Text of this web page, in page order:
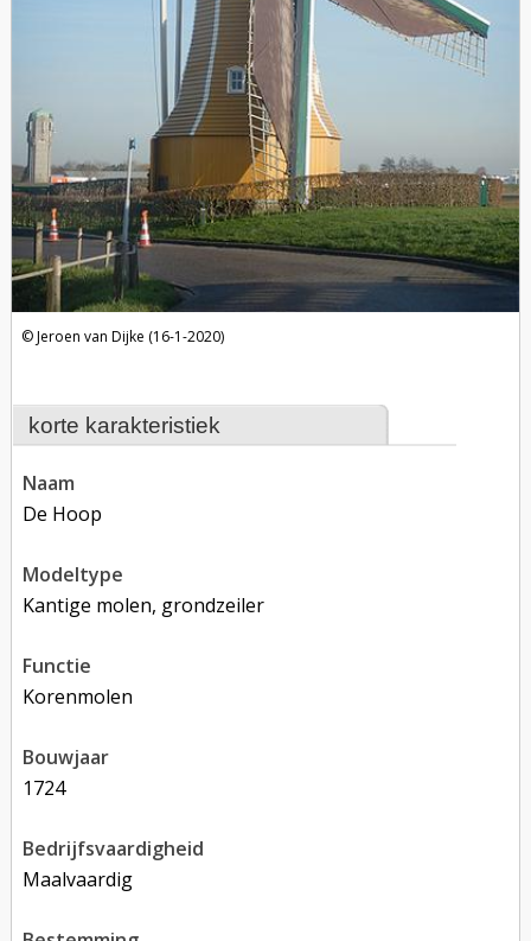
korte karakteristiek
naam
De Hoop
modeltype
Kantige molen, grondzeiler
functie
korenmolen
bouwjaar
1724
bedrijfsvaardigheid
Maalvaardig
Jeroen van Dijke (16-1-2020)